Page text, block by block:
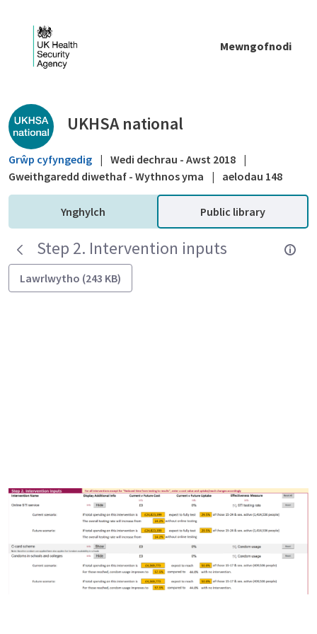
Mewngofnodi
Public library - UKHSA national
UKHSA national
Grŵp cyfyngedig | Wedi dechrau - Awst 2018 |
Gweithgaredd diwethaf - Wythnos yma
| aelodau 148
Ynghylch Public library
Step 2. Intervention inputs
Lawrlwytho (243 KB)